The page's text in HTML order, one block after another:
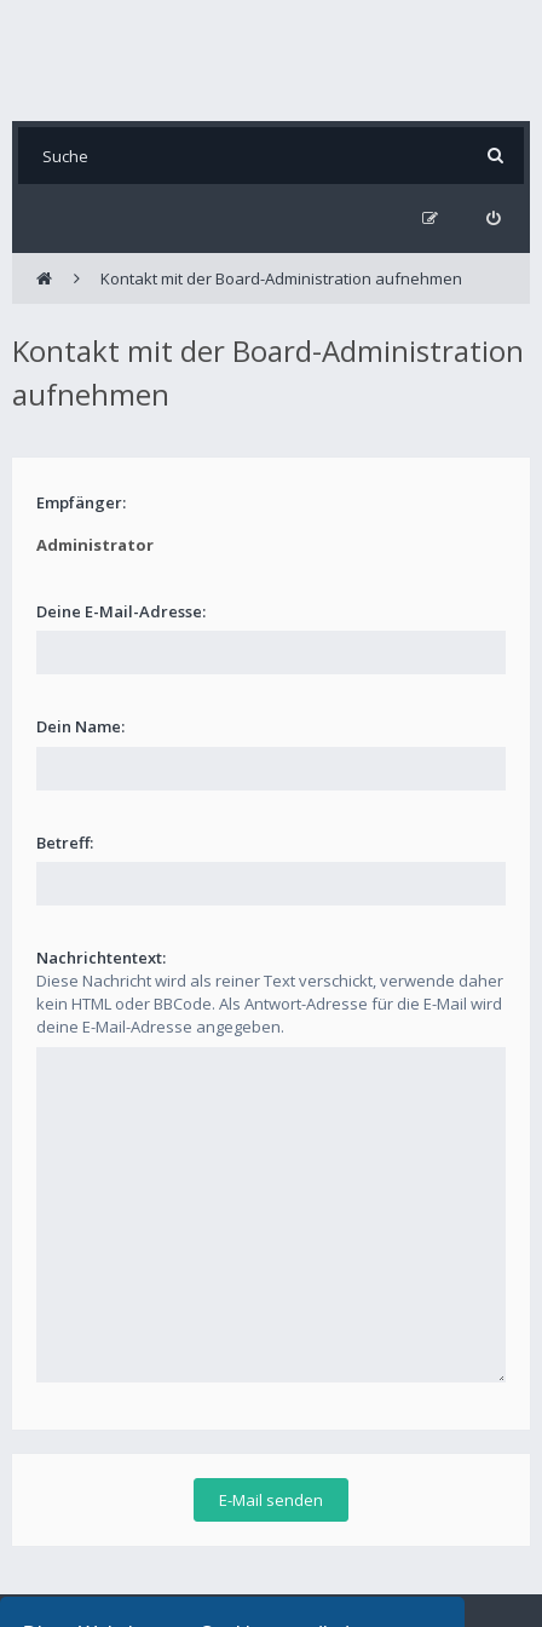
Kontakt mit der Board-Administration aufnehmen
Kontakt mit der Board-Administration
aufnehmen
Empfänger:
Administrator
Deine E-Mail-Adresse:
Dein Name:
Betreff:
Nachrichtentext:
Diese Nachricht wird als reiner Text verschickt, verwende daher
kein HTML oder BBCode. Als Antwort-Adresse für die E-Mail wird
deine E-Mail-Adresse angegeben.